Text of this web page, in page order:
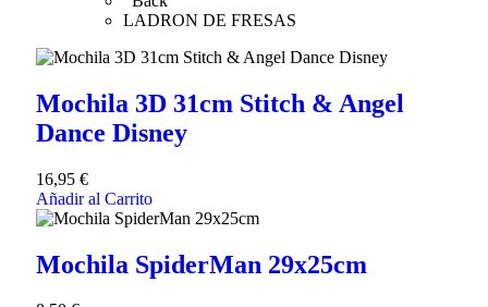
LADRON DE FRESAS
Mochila 3D 31cm Stitch & Angel
Dance Disney
16,95 €
Añadir al Carrito
Mochila SpiderMan 29x25cm